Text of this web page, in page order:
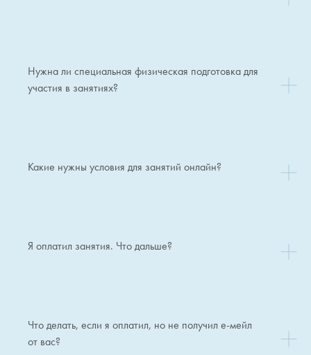
Нужна ли специальная физическая подготовка для
участия в занятиях?
Какие нужны условия для занятий онлайн?
Я оплатил занятия. Что дальше?
Что делать, если я оплатил, но не получил е-мейл
от вас?